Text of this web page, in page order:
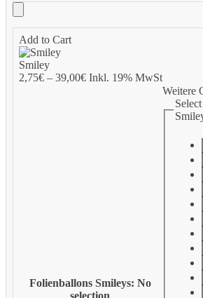
Add to Cart
Smiley
2,75€– 39,00€Inkl. 19% MwSt
Folienballons Smileys: No
Weitere